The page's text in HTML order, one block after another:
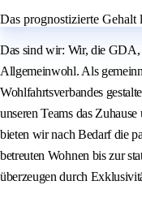
Das prognostizierte
Das sind wir: Wir, die GDA,
Allgemeinwohl. Als
Wohlfahrtsverbandes
unseren Teams das
bieten wir nach Bedarf die
betreuten Wohnen bis zur
überzeugen durch